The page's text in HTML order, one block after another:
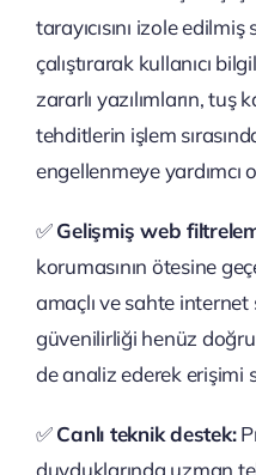
tarayıcısını izole
çalıştırarak kullanıcı
zararlı yazılımların,
tehditlerin işlem
engellenmeye yardımcı
✅Gelişmiş web
korumasının ötesine
amaçlı ve sahte internet
güvenilirliği henüz
de analiz ederek erişimi
✅Canlı teknik destek:
duyduklarında uzman